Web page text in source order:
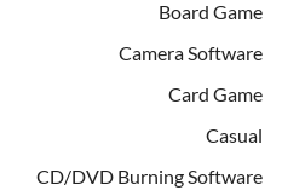
Board Game
Camera Software
Card Game
Casual
CD/DVD Burning Software